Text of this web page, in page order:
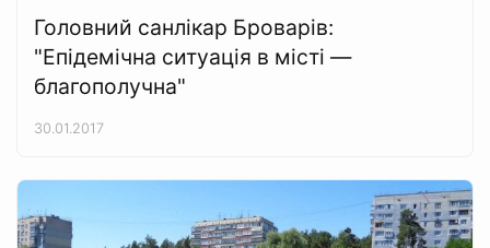
Головний санлікар Броварів:
"Епідемічна ситуація в місті —
благополучна"
30.01.2017